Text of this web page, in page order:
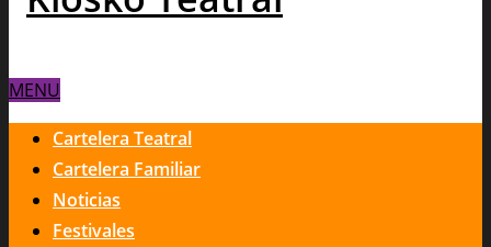
MENU
Cartelera Teatral
Cartelera Familiar
Noticias
Festivales